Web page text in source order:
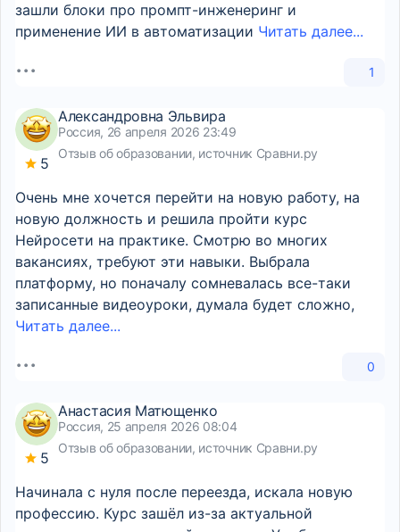
зашли блоки про промпт-инженеринг и
применение ИИ в автоматизации Читать далее...
1
5
Александровна Эльвира
Россия, 26 апреля 2026 23:49
Отзыв об образовании, источник Сравни.ру
Очень мне хочется перейти на новую работу, на
новую должность и решила пройти курс
Нейросети на практике. Смотрю во многих
вакансиях, требуют эти навыки. Выбрала
платформу, но поначалу сомневалась все-таки
записанные видеоуроки, думала будет сложно,
Читать далее...
0
5
Анастасия Матющенко
Россия, 25 апреля 2026 08:04
Отзыв об образовании, источник Сравни.ру
Начинала с нуля после переезда, искала новую
профессию. Курс зашёл из-за актуальной